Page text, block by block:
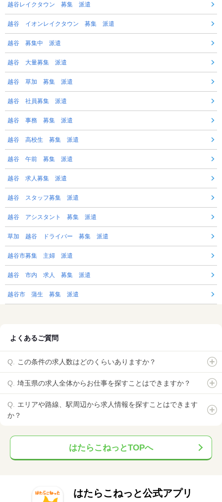
越谷レイクタウン 募集 派遣
越谷 イオンレイクタウン 募集 派遣
越谷 募集中 派遣
越谷 大量募集 派遣
越谷 草加 募集 派遣
越谷 社員募集 派遣
越谷 事務 募集 派遣
越谷 高校生 募集 派遣
越谷 午前 募集 派遣
越谷 求人募集 派遣
越谷 スタッフ募集 派遣
越谷 アシスタント 募集 派遣
草加 越谷 ドライバー 募集 派遣
越谷市募集 主婦 派遣
越谷 市内 求人 募集 派遣
越谷市 蒲生 募集 派遣
よくあるご質問
この条件の求人数はどのくらいありますか？
埼玉県の求人全体からお仕事を探すことはできますか？
エリアや路線、駅周辺から求人情報を探すことはできます
か？
はたらこねっとTOPへ
はたらこねっと公式アプリ